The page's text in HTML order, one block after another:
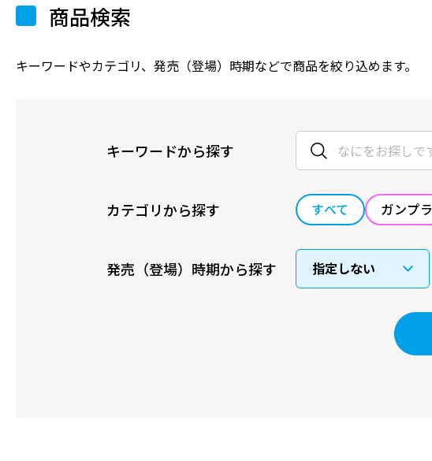
商品検索
キーワードやカテゴリ、発売（登場）時期などで商品を絞り込めます。
キーワードから探す
カテゴリから探す すべて ガンプラ
発売（登場）時期から探す